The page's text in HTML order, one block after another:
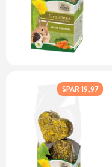
SPAR 19,97